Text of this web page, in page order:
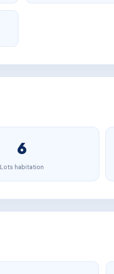
6
Lots habitation